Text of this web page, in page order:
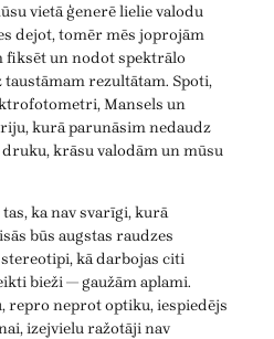
vietā ģenerē lielie valodu
dejot, tomēr mēs joprojām
fiksēt un nodot spektrālo
rezultātam. Spoti,
Mansels un
kurā parunāsim nedaudz
krāsu valodām un mūsu
ka nav svarīgi, kurā
būs augstas raudzes
kā darbojas citi
bieži — gaužām aplami.
repro neprot optiku, iespiedējs
izejvielu ražotāji nav